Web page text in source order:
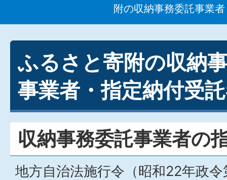
附の収納事務委託事業
ふるさと寄附の収納
事業者・指定納付受
収納事務委託事業者の
地方自治法施行令（昭和22年政